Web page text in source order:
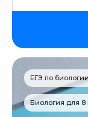
ЕГЭ по
Биология для 8